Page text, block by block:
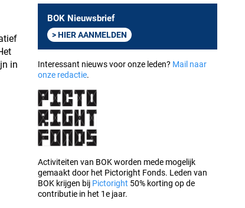
in
BOK Nieuwsbrief
HIER AANMELDEN
Interessant nieuws voor onze leden? Mail naar
onze redactie.
Activiteiten van BOK worden mede mogelijk
gemaakt door het Pictoright Fonds. Leden van
BOK krijgen bij Pictoright 50% korting op de
contributie in het 1e jaar.